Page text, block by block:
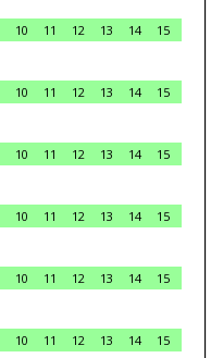
10 11 12 13 14
15
10 11 12 13 14
15
10 11 12 13 14
15
10 11 12 13 14
15
10 11 12 13 14
15
10 11 12 13 14
15